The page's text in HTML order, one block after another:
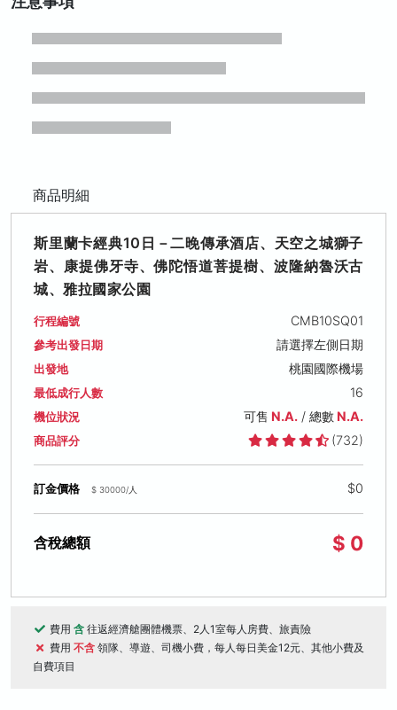
商品明細
斯里蘭卡經典10日－二晚傳承酒店、天空之城獅子
岩、康提佛牙寺、佛陀悟道菩提樹、波隆納魯沃古
城、雅拉國家公園
行程編號 CMB10SQ01
參考出發日期 請選擇左側日期
出發地 桃園國際機場
最低成行人數 16
機位狀況 可售 N.A./ 總數N.A.
商品評分 (732)
訂金價格 $ 30000/人 $0
含稅總額 $ 0
費用 含 往返經濟艙團體機票、2人1室每人房費、旅責險
費用 不含 領隊、導遊、司機小費，每人每日美金12元、其他小費及
自費項目